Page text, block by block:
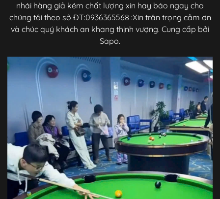
nhái hàng giả kém chất lượng xin hay báo ngay cho
chúng tôi theo sô ĐT:0936365568 :Xin trân trọng cảm ơn
và chúc quý khách an khang thịnh vượng. Cung cấp bởi
Sapo.